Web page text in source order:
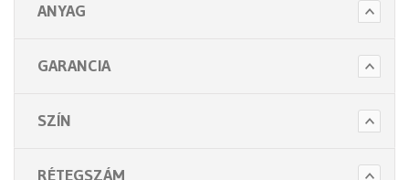
- Intim betét gyűjtők
- Toalett papírok
ANYAG
GARANCIA
SZÍN
RÉTEGSZÁM